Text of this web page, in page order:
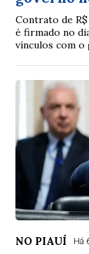
Contrato de
é firmado no
vínculos com o
NO PIAUÍ Há